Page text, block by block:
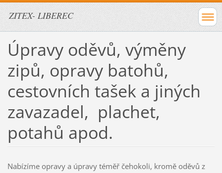
ZITEX- LIBEREC
Úpravy oděvů, výměny
zipů, opravy batohů,
cestovních tašek a jiných
zavazadel, plachet,
potahů apod.
Nabízíme opravy a úpravy téměř čehokoli, kromě oděvů z